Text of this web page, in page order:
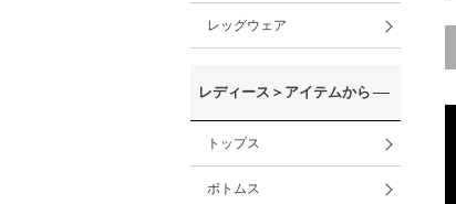
レッグウェア
レディース＞アイテムから
トップス
ボトムス